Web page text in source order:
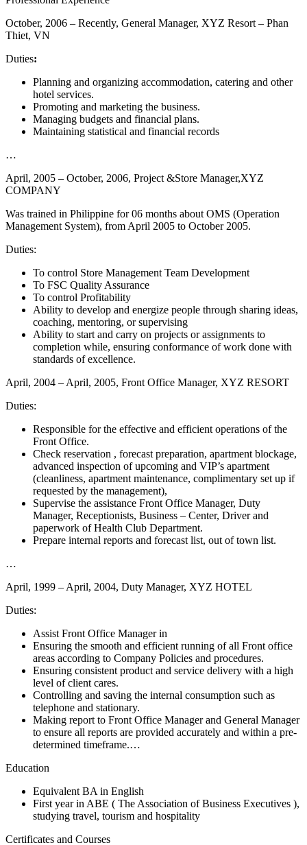
October, 2006 – Recently, General Manager, XYZ Resort – Phan
Thiet, VN
Duties:
Planning and organizing accommodation, catering and other
hotel services.
Promoting and marketing the business.
Managing budgets and financial plans.
Maintaining statistical and financial records
…
April, 2005 – October, 2006, Project &Store Manager,XYZ
COMPANY
Was trained in Philippine for 06 months about OMS (Operation
Management System), from April 2005 to October 2005.
Duties:
To control Store Management Team Development
To FSC Quality Assurance
To control Profitability
Ability to develop and energize people through sharing ideas,
coaching, mentoring, or supervising
Ability to start and carry on projects or assignments to
completion while, ensuring conformance of work done with
standards of excellence.
April, 2004 – April, 2005, Front Office Manager, XYZ RESORT
Duties:
Responsible for the effective and efficient operations of the
Front Office.
Check reservation , forecast preparation, apartment blockage,
advanced inspection of upcoming and VIP’s apartment
(cleanliness, apartment maintenance, complimentary set up if
requested by the management),
Supervise the assistance Front Office Manager, Duty
Manager, Receptionists, Business – Center, Driver and
paperwork of Health Club Department.
Prepare internal reports and forecast list, out of town list.
…
April, 1999 – April, 2004, Duty Manager, XYZ HOTEL
Duties:
Assist Front Office Manager in
Ensuring the smooth and efficient running of all Front office
areas according to Company Policies and procedures.
Ensuring consistent product and service delivery with a high
level of client cares.
Controlling and saving the internal consumption such as
telephone and stationary.
Making report to Front Office Manager and General Manager
to ensure all reports are provided accurately and within a pre-
determined timeframe.…
Education
Equivalent BA in English
First year in ABE ( The Association of Business Executives ),
studying travel, tourism and hospitality
Certificates and Courses